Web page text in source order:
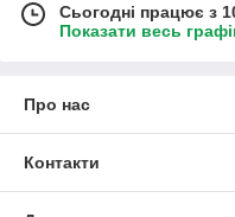
Сьогодні працює з
Показати весь
Про нас
Контакти